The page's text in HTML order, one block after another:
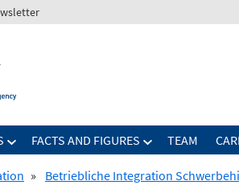
FACTS AND FIGURES TEAM
» Betriebliche Integration